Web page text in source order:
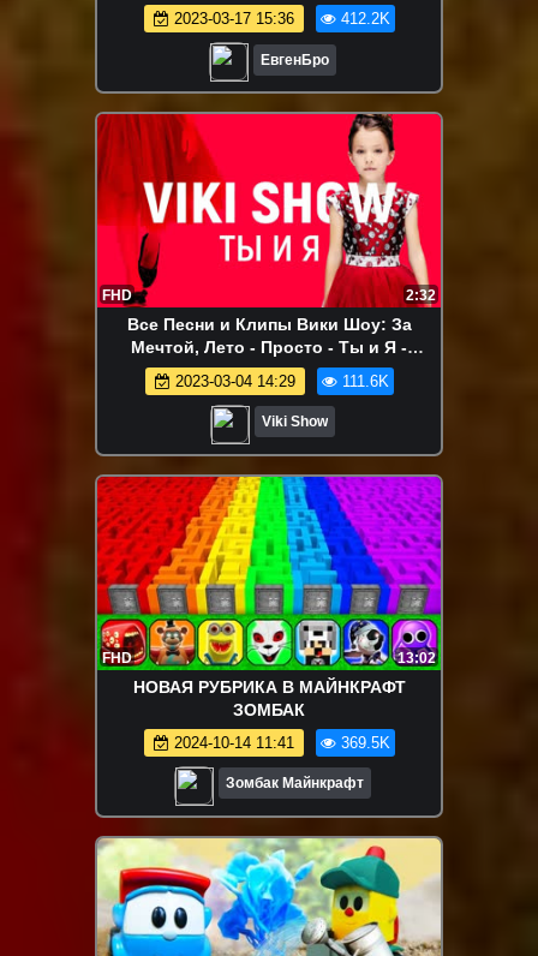
Троллинг Ловушка Minecraft
2023-03-17 15:36 412.2K
ЕвгенБро
FHD 2:32
Все Песни и Клипы Вики Шоу: За
Мечтой, Лето - Просто - Ты и Я -
КосмоЛайк - Хэй Лейдис / Вики Шоу -
КЛИП VIKI SHOW "Ты и Я" / Вики Шоу
2023-03-04 14:29 111.6K
Viki Show
FHD 13:02
НОВАЯ РУБРИКА В МАЙНКРАФТ
ЗОМБАК
2024-10-14 11:41 369.5K
Зомбак Майнкрафт